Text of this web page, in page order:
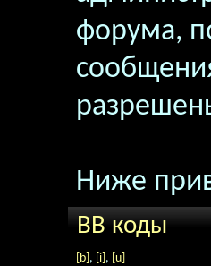
форума,
Ниже
BB коды
[b] , [i] , [u]